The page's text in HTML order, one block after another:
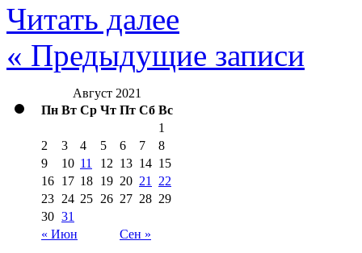
Читать далее
« Предыдущие записи
Август 2021
Пн Вт Ср Чт Пт Сб Вс
« Июн Сен »
1
2
3 4 5 6 7
8
9
10 11 12 13 14 15
16 17 18 19 20 21
22
23 24 25 26 27 28 29
30 31